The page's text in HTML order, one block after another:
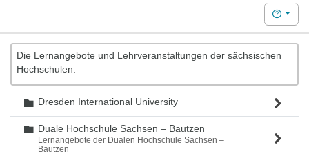
Hilfe
Die Lernangebote und Lehrveranstaltungen der sächsischen
Hochschulen.
Ordner
Dresden International University
Ordner
Duale Hochschule Sachsen – Bautzen
Lernangebote der Dualen Hochschule Sachsen –
Bautzen